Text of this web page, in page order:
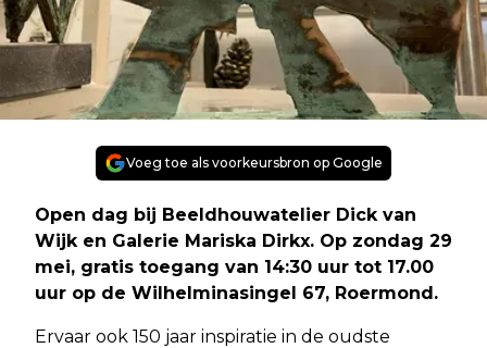
Voeg toe als voorkeursbron op Google
Open dag bij Beeldhouwatelier Dick van
Wijk en Galerie Mariska Dirkx. Op zondag 29
mei, gratis toegang van 14:30 uur tot 17.00
uur op de Wilhelminasingel 67, Roermond.
Ervaar ook 150 jaar inspiratie in de oudste